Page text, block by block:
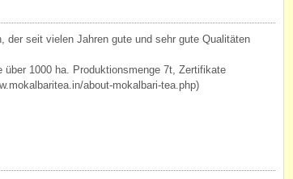
seit vielen Jahren gute und sehr gute Qualitäten
über 1000 ha. Produktionsmenge 7t, Zertifikate
about-mokalbari-tea.php)